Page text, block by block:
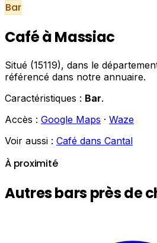
Bar
Café à Massiac
Situé (15119), dans le
référencé dans notre annuaire.
Caractéristiques : Bar.
Accès : Google Maps · Waze
Voir aussi : Café dans Cantal
À proximité
Autres bars près de